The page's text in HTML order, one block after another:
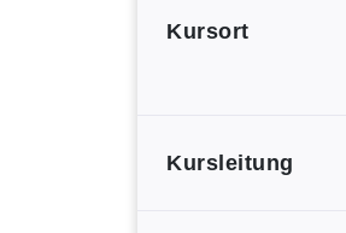
Kursort
Kursleitung